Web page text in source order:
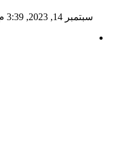
سبتمبر 14, 2023, 3:39 م